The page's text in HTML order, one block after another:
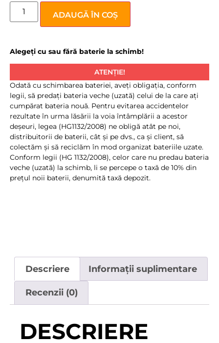
ADAUGĂ ÎN COȘ
Alegeți cu sau fără baterie la schimb!
ATENȚIE!
Odată cu schimbarea bateriei, aveţi obligaţia, conform
legii, să predaţi bateria veche (uzată) celui de la care aţi
cumpărat bateria nouă. Pentru evitarea accidentelor
rezultate în urma lăsării la voia întâmplării a acestor
deşeuri, legea (HG1132/2008) ne obligă atât pe noi,
distribuitorii de baterii, cât şi pe dvs., ca şi client, să
colectăm şi să reciclăm în mod organizat bateriile uzate.
Conform legii (HG 1132/2008), celor care nu predau bateria
veche (uzată) la schimb, li se percepe o taxă de 10% din
preţul noii baterii, denumită taxă depozit.
Descriere Informații suplimentare
Recenzii (0)
DESCRIERE